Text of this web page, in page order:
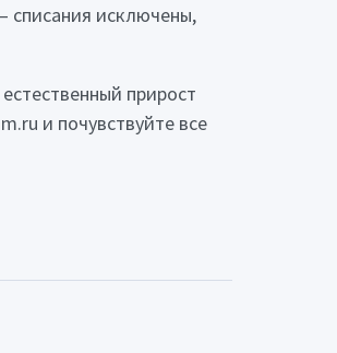
списания исключены,
прирост
и почувствуйте все